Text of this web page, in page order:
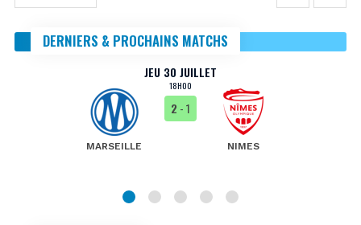
DERNIERS & PROCHAINS MATCHS
JEU 30 JUILLET
18H00
MARSEILLE
2 - 1
NIMES